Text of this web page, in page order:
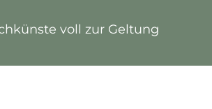
voll zur Geltung